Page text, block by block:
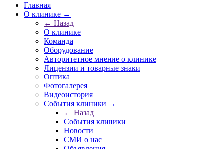
Главная
О клинике →
← Назад
О клинике
Команда
Оборудование
Авторитетное мнение о клинике
Лицензии и товарные знаки
Оптика
Фотогалерея
Видеоистория
События клиники →
← Назад
События клиники
Новости
СМИ о нас